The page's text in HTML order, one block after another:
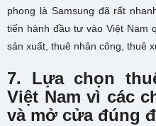
phong là Samsung đã rất
tiến hành đầu tư vào Việt Nam
sản xuất, thuê nhân công, thuê
7. Lựa chọn
Việt Nam vì các
và mở cửa đúng